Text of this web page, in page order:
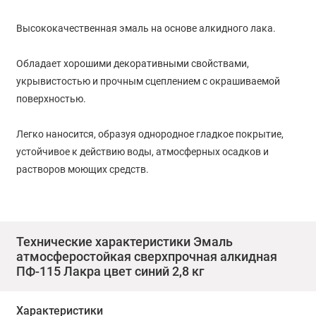
Высококачественная эмаль на основе алкидного лака.
Обладает хорошими декоративными свойствами,
укрывистостью и прочным сцеплением с окрашиваемой
поверхностью.
Легко наносится, образуя однородное гладкое покрытие,
устойчивое к действию воды, атмосферных осадков и
растворов моющих средств.
Область применения:
Применяется для окраски деревянных, металлических,
подвергающихся атмосферным воздействиям, а также для
Технические характеристики Эмаль
атмосферостойкая сверхпрочная алкидная
ПФ-115 Лакра цвет синий 2,8 кг
Характеристики